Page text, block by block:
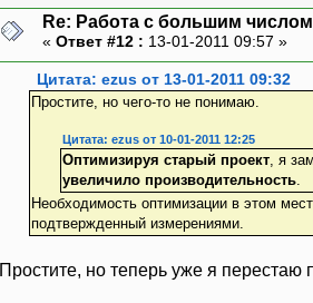
Re: Работа с большим
« Ответ #12 : 13-01-2011 09:57 »
Цитата: ezus от 13-01-2011 09:32
Простите, но чего-то не понимаю.
Цитата: ezus от 10-01-2011 12:25
Оптимизируя старый проект , я
увеличило производительность
Необходимость оптимизации в этом
подтвержденный измерениями.
Простите, но теперь уже я перестаю